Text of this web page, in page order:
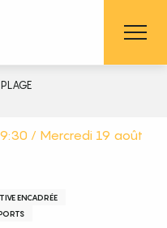
/ Mercredi 19 août
ENCADRÉE